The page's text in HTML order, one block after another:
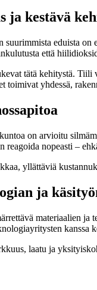
ja kestävä
eduista on
että
tätä kehitystä. Tiili
toimivat yhdessä,
on arvioitu
reagoida nopeasti –
yllättäviä
ja
materiaalien ja
kanssa
laatu ja